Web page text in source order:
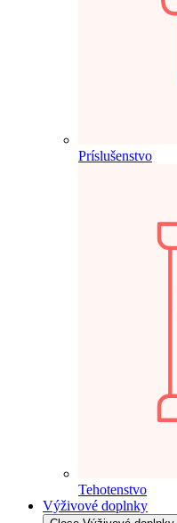
Príslušenstvo
Tehotenstvo
Výživové doplnky